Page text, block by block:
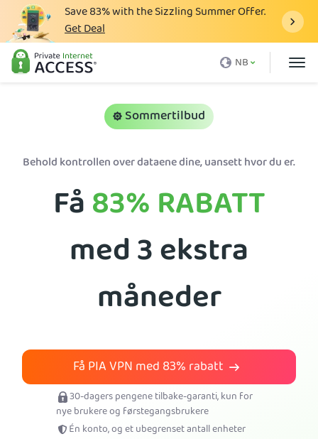
Save83%with the Sizzling Summer Offer.
Get Deal
NB
Hva er et VPN
Last ned VPN
VPN-server
Prøv PIA VPN
Sommertilbud
Behold kontrollen over dataene dine, uansett hvor du er.
Få83%RABATT
med 3 ekstra
måneder
Få PIA VPN med83%rabatt
30-dagers pengene tilbake-garanti, kun for
nye brukere og førstegangsbrukere
Én konto, og et ubegrenset antall enheter